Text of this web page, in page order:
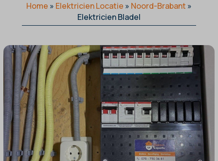
Home » Elektricien Locatie » Noord-Brabant »
Elektricien Bladel